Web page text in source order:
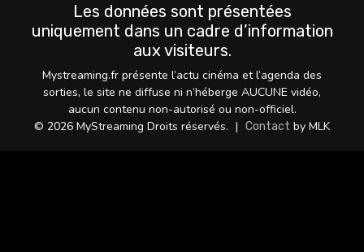
Les données sont présentées
uniquement dans un cadre d’information
aux visiteurs.
Mystreaming.fr présente l’actu cinéma et l’agenda des
sorties, le site ne diffuse ni n’héberge AUCUNE vidéo,
aucun contenu non-autorisé ou non-officiel.
© 2026 MyStreaming Droits réservés. | Contact by MLK